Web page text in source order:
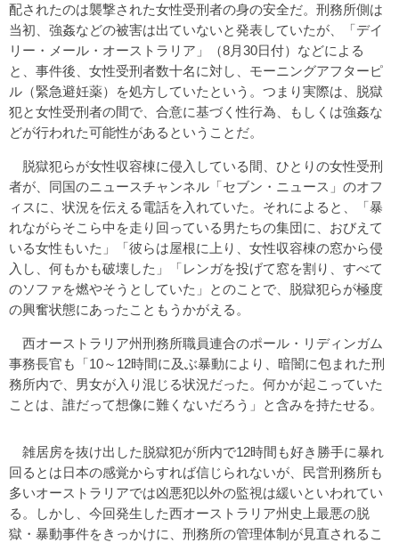
配されたのは襲撃された女性受刑者の身の安全だ。刑務所側は
当初、強姦などの被害は出ていないと発表していたが、「デイ
リー・メール・オーストラリア」（8月30日付）などによる
と、事件後、女性受刑者数十名に対し、モーニングアフターピ
ル（緊急避妊薬）を処方していたという。つまり実際は、脱獄
犯と女性受刑者の間で、合意に基づく性行為、もしくは強姦な
どが行われた可能性があるということだ。
脱獄犯らが女性収容棟に侵入している間、ひとりの女性受刑
者が、同国のニュースチャンネル「セブン・ニュース」のオフ
ィスに、状況を伝える電話を入れていた。それによると、「暴
れながらそこら中を走り回っている男たちの集団に、おびえて
いる女性もいた」「彼らは屋根に上り、女性収容棟の窓から侵
入し、何もかも破壊した」「レンガを投げて窓を割り、すべて
のソファを燃やそうとしていた」とのことで、脱獄犯らが極度
の興奮状態にあったこともうかがえる。
西オーストラリア州刑務所職員連合のポール・リディンガム
事務長官も「10～12時間に及ぶ暴動により、暗闇に包まれた刑
務所内で、男女が入り混じる状況だった。何かが起こっていた
ことは、誰だって想像に難くないだろう」と含みを持たせる。
雑居房を抜け出した脱獄犯が所内で12時間も好き勝手に暴れ
回るとは日本の感覚からすれば信じられないが、民営刑務所も
多いオーストラリアでは凶悪犯以外の監視は緩いといわれてい
る。しかし、今回発生した西オーストラリア州史上最悪の脱
獄・暴動事件をきっかけに、刑務所の管理体制が見直されるこ